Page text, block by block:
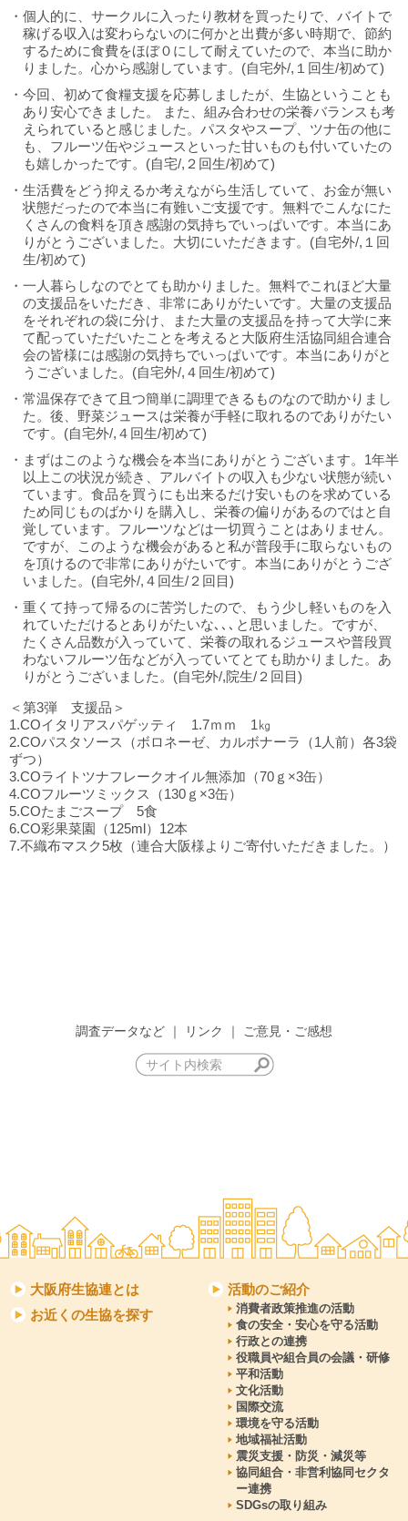
・個人的に、サークルに入ったり教材を買ったりで、バイトで
稼げる収入は変わらないのに何かと出費が多い時期で、節約
するために食費をほぼ０にして耐えていたので、本当に助か
りました。心から感謝しています。(自宅外/,１回生/初めて)
・今回、初めて食糧支援を応募しましたが、生協ということも
あり安心できました。 また、組み合わせの栄養バランスも考
えられていると感じました。パスタやスープ、ツナ缶の他に
も、フルーツ缶やジュースといった甘いものも付いていたの
も嬉しかったです。(自宅/,２回生/初めて)
・生活費をどう抑えるか考えながら生活していて、お金が無い
状態だったので本当に有難いご支援です。無料でこんなにた
くさんの食料を頂き感謝の気持ちでいっぱいです。本当にあ
りがとうございました。大切にいただきます。(自宅外/,１回
生/初めて)
・一人暮らしなのでとても助かりました。無料でこれほど大量
の支援品をいただき、非常にありがたいです。大量の支援品
をそれぞれの袋に分け、また大量の支援品を持って大学に来
て配っていただいたことを考えると大阪府生活協同組合連合
会の皆様には感謝の気持ちでいっぱいです。本当にありがと
うございました。(自宅外/,４回生/初めて)
・常温保存できて且つ簡単に調理できるものなので助かりまし
た。後、野菜ジュースは栄養が手軽に取れるのでありがたい
です。(自宅外/,４回生/初めて)
・まずはこのような機会を本当にありがとうございます。1年半
以上この状況が続き、アルバイトの収入も少ない状態が続い
ています。食品を買うにも出来るだけ安いものを求めている
ため同じものばかりを購入し、栄養の偏りがあるのではと自
覚しています。フルーツなどは一切買うことはありません。
ですが、このような機会があると私が普段手に取らないもの
を頂けるので非常にありがたいです。本当にありがとうござ
いました。(自宅外/,４回生/２回目)
・重くて持って帰るのに苦労したので、もう少し軽いものを入
れていただけるとありがたいな､､､と思いました。ですが、
たくさん品数が入っていて、栄養の取れるジュースや普段買
わないフルーツ缶などが入っていてとても助かりました。あ
りがとうございました。(自宅外/,院生/２回目)
＜第3弾 支援品＞
1.COイタリアスパゲッティ 1.7ｍｍ 1㎏
2.COパスタソース（ボロネーゼ、カルボナーラ（1人前）各3袋
ずつ）
3.COライトツナフレークオイル無添加（70ｇ×3缶）
4.COフルーツミックス（130ｇ×3缶）
5.COたまごスープ 5食
6.CO彩果菜園（125ml）12本
7.不織布マスク5枚（連合大阪様よりご寄付いただきました。）
調査データなど ｜ リンク ｜ ご意見・ご感想
大阪府生協連とは
お近くの生協を探す
活動のご紹介
消費者政策推進の活動
食の安全・安心を守る活動
行政との連携
役職員や組合員の会議・研修
平和活動
文化活動
国際交流
環境を守る活動
地域福祉活動
震災支援・防災・減災等
協同組合・非営利協同セクタ
ー連携
SDGsの取り組み